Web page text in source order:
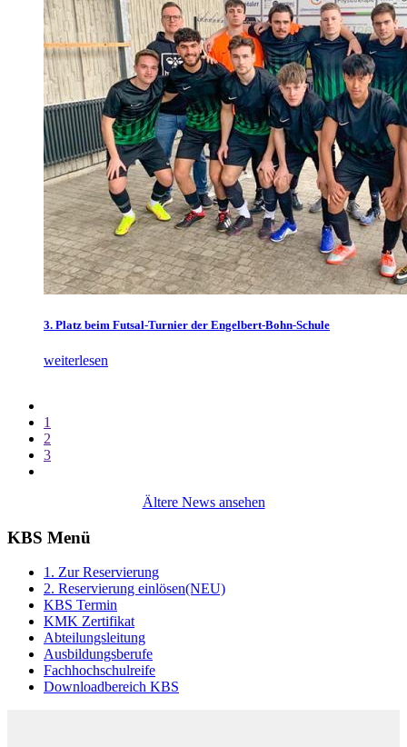
3. Platz beim Futsal-Turnier der Engelbert-Bohn-Schule
weiterlesen
1
2
3
Ältere News ansehen
KBS Menü
1. Zur Reservierung
2. Reservierung einlösen(NEU)
KBS Termin
KMK Zertifikat
Abteilungsleitung
Ausbildungsberufe
Fachhochschulreife
Downloadbereich KBS